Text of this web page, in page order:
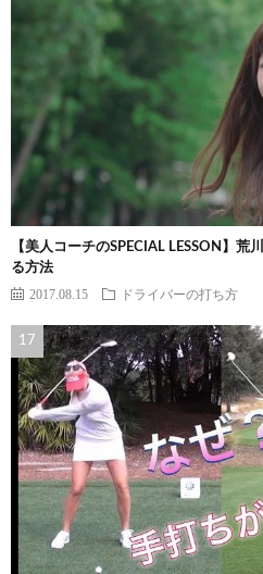
【美人コーチのSPECIAL LESSON】
る方法
2017.08.15 ドライバーの打ち方